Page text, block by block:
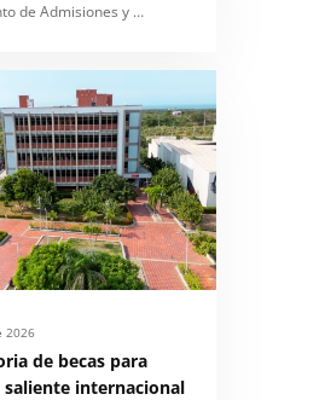
de Admisiones y …
2026
de becas para
internacional